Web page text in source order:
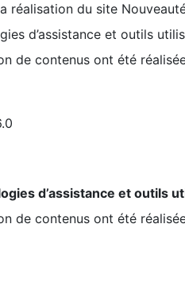
réalisation du site
d’assistance et outils
de contenus ont été
d’assistance et outils
de contenus ont été